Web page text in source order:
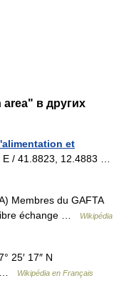
в других
et
E / 41.8823, 12.4883 …
Membres du GAFTA
échange …
Wikipédia
25′ 17″ N
…
Wikipédia en Français